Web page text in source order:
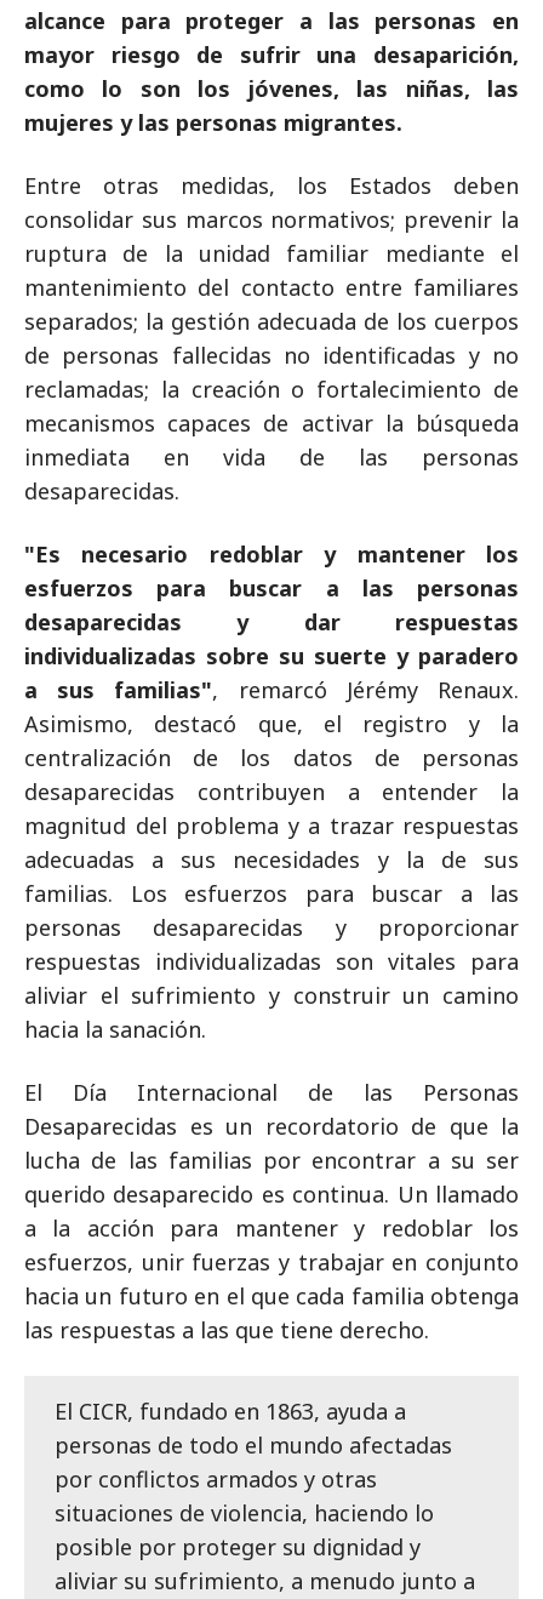
alcance para proteger a las personas en
mayor riesgo de sufrir una desaparición,
como lo son los jóvenes, las niñas, las
mujeres y las personas migrantes.
Entre otras medidas, los Estados deben
consolidar sus marcos normativos; prevenir la
ruptura de la unidad familiar mediante el
mantenimiento del contacto entre familiares
separados; la gestión adecuada de los cuerpos
de personas fallecidas no identificadas y no
reclamadas; la creación o fortalecimiento de
mecanismos capaces de activar la búsqueda
inmediata en vida de las personas
desaparecidas.
"Es necesario redoblar y mantener los
esfuerzos para buscar a las personas
desaparecidas y dar respuestas
individualizadas sobre su suerte y paradero
a sus familias", remarcó Jérémy Renaux.
Asimismo, destacó que, el registro y la
centralización de los datos de personas
desaparecidas contribuyen a entender la
magnitud del problema y a trazar respuestas
adecuadas a sus necesidades y la de sus
familias. Los esfuerzos para buscar a las
personas desaparecidas y proporcionar
respuestas individualizadas son vitales para
aliviar el sufrimiento y construir un camino
hacia la sanación.
El Día Internacional de las Personas
Desaparecidas es un recordatorio de que la
lucha de las familias por encontrar a su ser
querido desaparecido es continua. Un llamado
a la acción para mantener y redoblar los
esfuerzos, unir fuerzas y trabajar en conjunto
hacia un futuro en el que cada familia obtenga
las respuestas a las que tiene derecho.
El CICR, fundado en 1863, ayuda a
personas de todo el mundo afectadas
por conflictos armados y otras
situaciones de violencia, haciendo lo
posible por proteger su dignidad y
aliviar su sufrimiento, a menudo junto a